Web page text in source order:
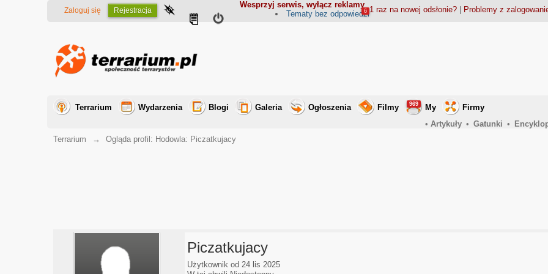
Wesprzyj serwis, wyłącz reklamy
Zaloguj się Rejestracja 1 raz na nowej odsłonie?| Problemy z
Tematy bez odpowiedzi
6
Terrarium Wydarzenia Blogi Galeria Ogłoszenia Filmy My
969
Firmy
• Artykuły • Gatunki •
Terrarium
→ Ogląda profil: Hodowla: Piczatkujacy
Piczatkujacy
Użytkownik od 24 lis 2025